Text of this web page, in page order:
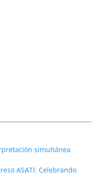
simultánea
ASATI: Celebrando